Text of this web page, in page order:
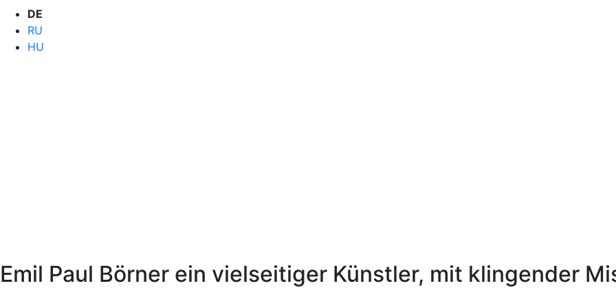
DE
RU
HU
Emil Paul Börner ein vielseitiger Künstler, mit klingender